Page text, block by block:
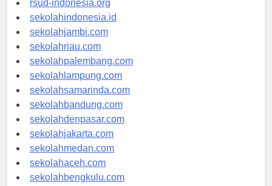
rsud-indonesia.org
sekolahindonesia.id
sekolahjambi.com
sekolahriau.com
sekolahpalembang.com
sekolahlampung.com
sekolahsamarinda.com
sekolahbandung.com
sekolahdenpasar.com
sekolahjakarta.com
sekolahmedan.com
sekolahaceh.com